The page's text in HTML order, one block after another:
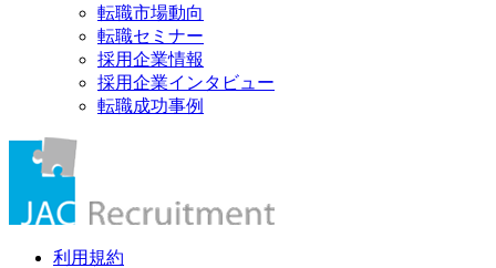
転職市場動向
転職セミナー
採用企業情報
採用企業インタビュー
転職成功事例
利用規約